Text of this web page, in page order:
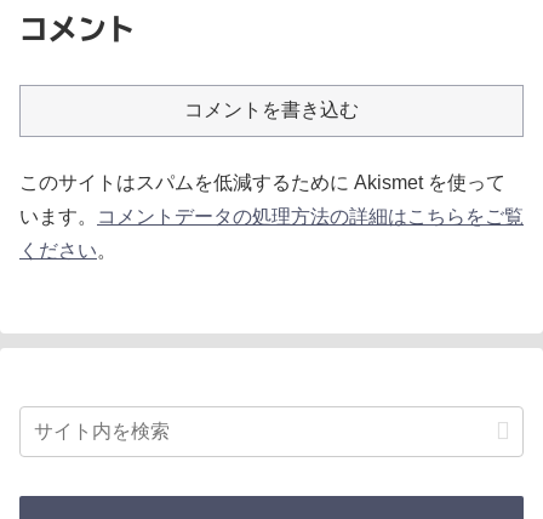
コメント
コメントを書き込む
このサイトはスパムを低減するために Akismet を使って
います。
コメントデータの処理方法の詳細はこちらをご覧
ください。